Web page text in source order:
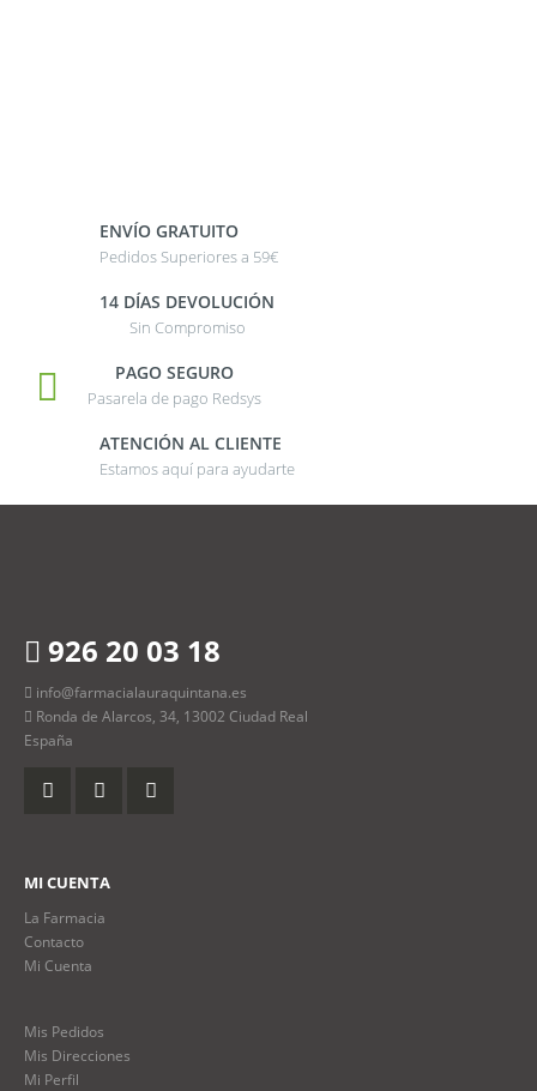
ENVÍO GRATUITO
Pedidos Superiores a 59€
14 DÍAS DEVOLUCIÓN
Sin Compromiso
PAGO SEGURO
Pasarela de pago Redsys
ATENCIÓN AL CLIENTE
Estamos aquí para ayudarte
926 20 03 18
info@farmacialauraquintana.es
Ronda de Alarcos, 34, 13002 Ciudad Real
España
MI CUENTA
La Farmacia
Contacto
Mi Cuenta
Mis Pedidos
Mis Direcciones
Mi Perfil